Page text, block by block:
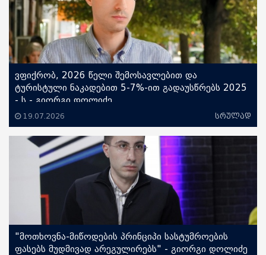
ვფიქრობ, 2026 წელი შემოსავლებით და
ტურისტული ნაკადებით 5-7%-ით გადაუსწრებს 2025
- ს - გიორგი დოლიძე ...
19.07.2026 სრულად
"მოთხოვნა-მიწოდების პრინციპი სასტუმროების
ფასებს მუდმივად არეგულირებს" - გიორგი დოლიძე